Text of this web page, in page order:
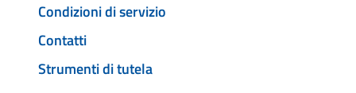
Condizioni di servizio
Contatti
Strumenti di tutela